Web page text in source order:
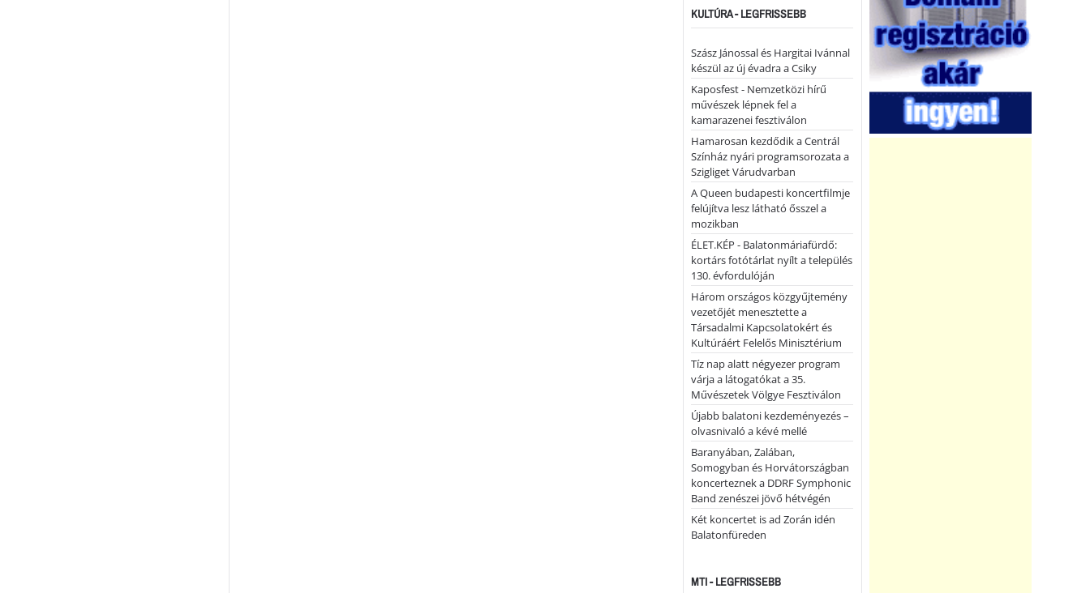
KULTÚRA - LEGFRISSEBB
Szász Jánossal és Hargitai Ivánnal
készül az új évadra a Csiky
Kaposfest - Nemzetközi hírű
művészek lépnek fel a
kamarazenei fesztiválon
Hamarosan kezdődik a Centrál
Színház nyári programsorozata a
Szigliget Várudvarban
A Queen budapesti koncertfilmje
felújítva lesz látható ősszel a
mozikban
ÉLET.KÉP - Balatonmáriafürdő:
kortárs fotótárlat nyílt a település
130. évfordulóján
Három országos közgyűjtemény
vezetőjét menesztette a
Társadalmi Kapcsolatokért és
Kultúráért Felelős Minisztérium
Tíz nap alatt négyezer program
várja a látogatókat a 35.
Művészetek Völgye Fesztiválon
Újabb balatoni kezdeményezés –
olvasnivaló a kévé mellé
Baranyában, Zalában,
Somogyban és Horvátországban
koncerteznek a DDRF Symphonic
Band zenészei jövő hétvégén
Két koncertet is ad Zorán idén
Balatonfüreden
MTI - LEGFRISSEBB